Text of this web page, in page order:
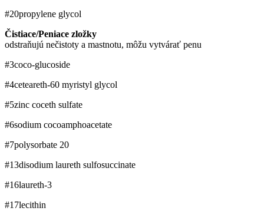
#20propylene glycol
Čistiace/Peniace zložky
odstraňujú nečistoty a mastnotu, môžu vytvárať penu
#3coco-glucoside
#4ceteareth-60 myristyl glycol
#5zinc coceth sulfate
#6sodium cocoamphoacetate
#7polysorbate 20
#13disodium laureth sulfosuccinate
#16laureth-3
#17lecithin